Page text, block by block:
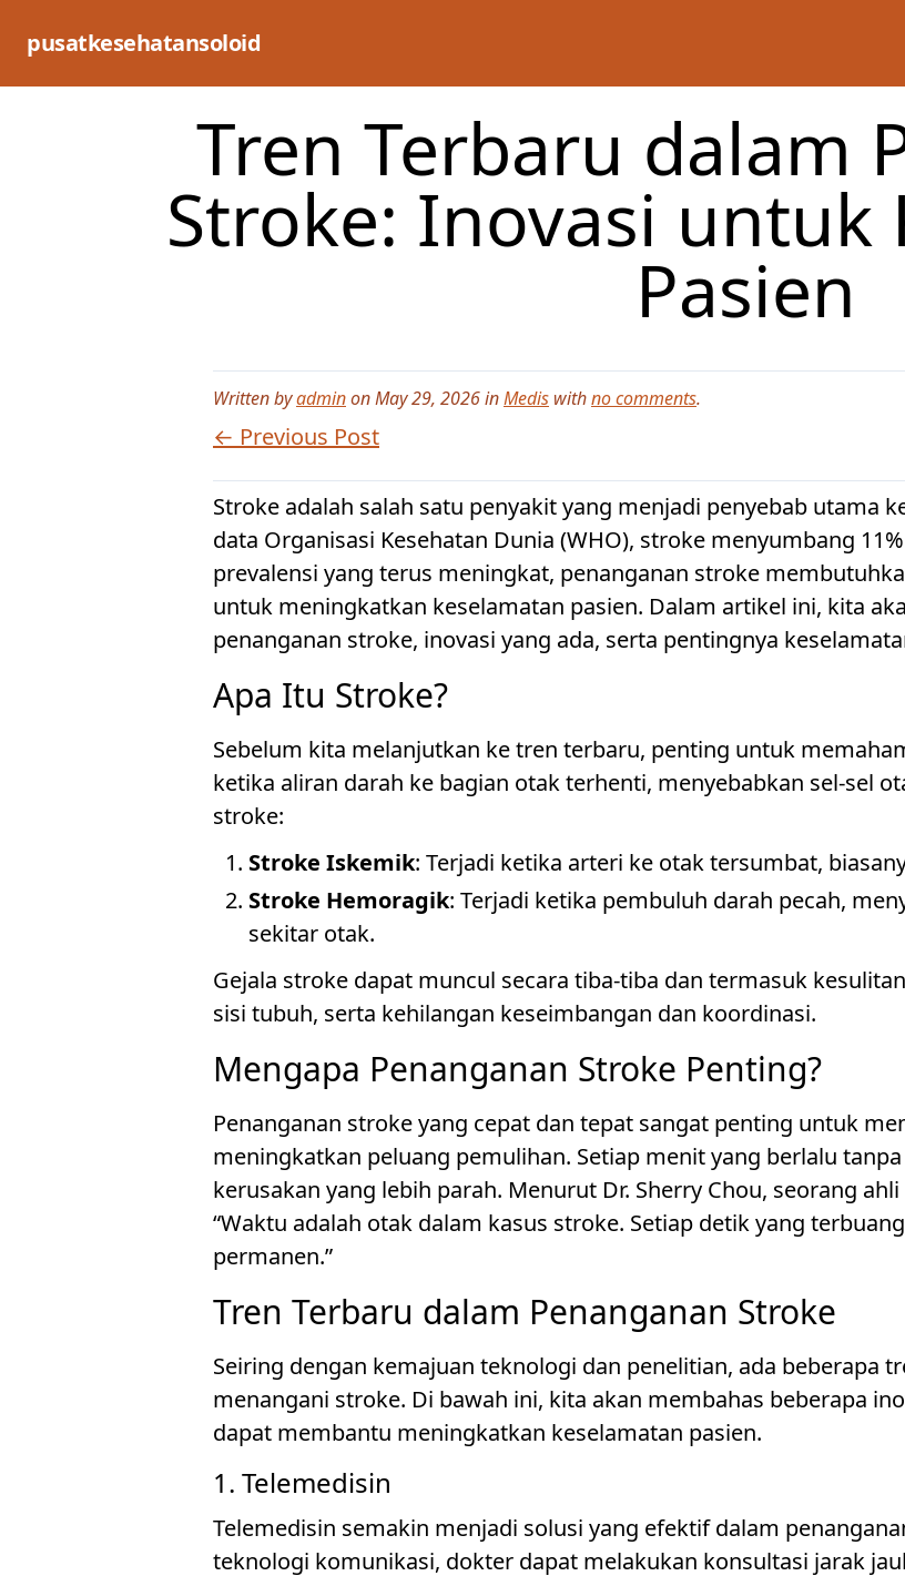
pusatkesehatansoloid
Tren Terbaru dalam
Stroke: Inovasi untuk
Pasien
Written byadminon May 29, 2026 inMedis withno comments.
← Previous Post
Stroke adalah salah satu penyakit yang menjadi penyebab utama
data Organisasi Kesehatan Dunia (WHO), stroke menyumbang
prevalensi yang terus meningkat, penanganan stroke
untuk meningkatkan keselamatan pasien. Dalam artikel ini, kita
penanganan stroke, inovasi yang ada, serta pentingnya
Apa Itu Stroke?
Sebelum kita melanjutkan ke tren terbaru, penting untuk
ketika aliran darah ke bagian otak terhenti, menyebabkan sel-sel
stroke:
Stroke Iskemik: Terjadi ketika arteri ke otak tersumbat,
Stroke Hemoragik: Terjadi ketika pembuluh darah pecah,
sekitar otak.
Gejala stroke dapat muncul secara tiba-tiba dan termasuk
sisi tubuh, serta kehilangan keseimbangan dan koordinasi.
Mengapa Penanganan Stroke Penting?
Penanganan stroke yang cepat dan tepat sangat penting untuk
meningkatkan peluang pemulihan. Setiap menit yang berlalu
kerusakan yang lebih parah. Menurut Dr. Sherry Chou, seorang
“Waktu adalah otak dalam kasus stroke. Setiap detik yang
permanen.”
Tren Terbaru dalam Penanganan Stroke
Seiring dengan kemajuan teknologi dan penelitian, ada beberapa
menangani stroke. Di bawah ini, kita akan membahas beberapa
dapat membantu meningkatkan keselamatan pasien.
1. Telemedisin
Telemedisin semakin menjadi solusi yang efektif dalam
teknologi komunikasi, dokter dapat melakukan konsultasi jarak